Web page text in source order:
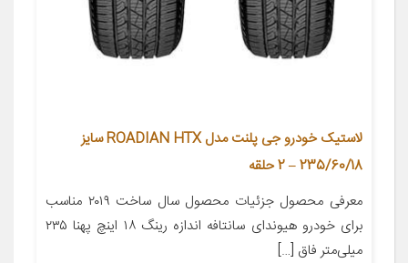
لاستیک خودرو جی پلنت مدل ROADIAN HTX سایز
235/60/18 – 2 حلقه
معرفی محصول جزئیات محصول سال ساخت ۲۰۱۹ مناسب
برای خودرو هیوندای سانتافه اندازه رینگ ۱۸ اینچ پهنا ۲۳۵
میلی‌متر فاق […]